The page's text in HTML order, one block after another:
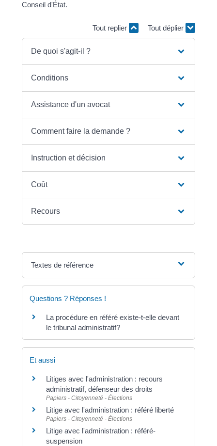
Conseil d'État.
Tout replier Tout déplier
De quoi s'agit-il ?
Conditions
Assistance d'un avocat
Comment faire la demande ?
Instruction et décision
Coût
Recours
Textes de référence
Questions ? Réponses !
La procédure en référé existe-t-elle devant
le tribunal administratif?
Et aussi
Litiges avec l'administration : recours
administratif, défenseur des droits
Papiers - Citoyenneté - Élections
Litige avec l'administration : référé liberté
Papiers - Citoyenneté - Élections
Litige avec l'administration : référé-
suspension